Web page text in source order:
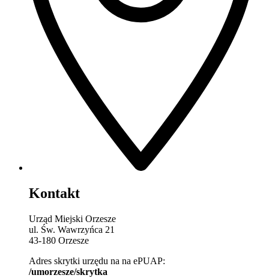
Kontakt
Urząd Miejski Orzesze
ul. Św. Wawrzyńca 21
43-180 Orzesze
Adres skrytki urzędu na na ePUAP:
/umorzesze/skrytka